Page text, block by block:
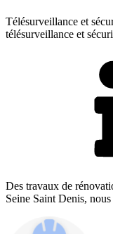
Télésurveillance et
télésurveillance et
Des travaux de
Seine Saint Denis,